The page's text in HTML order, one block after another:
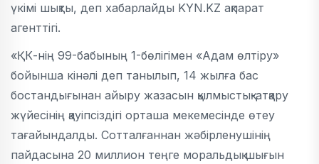
үкімі шықты, деп хабарлайды KYN.KZ ақпарат
агенттігі.
«ҚК-нің 99-бабының 1-бөлігімен «Адам өлтіру»
бойынша кінәлі деп танылып, 14 жылға бас
бостандығынан айыру жазасын қылмыстық-атқару
жүйесінің қауіпсіздігі орташа мекемесінде өтеу
тағайындалды. Сотталғаннан жәбірленушінің
пайдасына 20 миллион теңге моральдық шығын